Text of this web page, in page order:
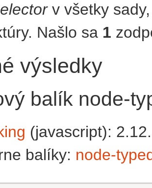
v všetky
Našlo sa 1
výsledky
balík node-
(javascript):
balíky: node-